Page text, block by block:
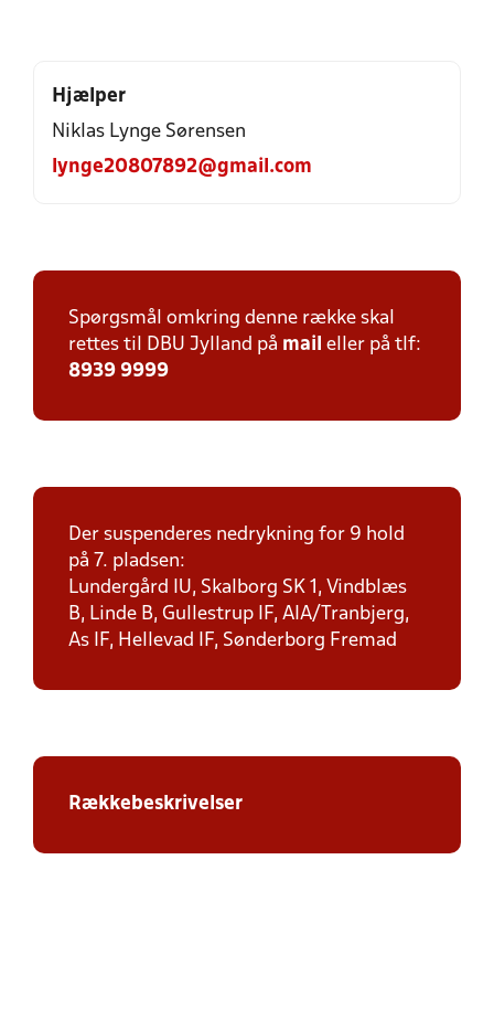
Hjælper
Niklas Lynge Sørensen
lynge20807892@gmail.com
Spørgsmål omkring denne række skal
rettes til DBU Jylland på mail eller på tlf:
8939 9999
Der suspenderes nedrykning for 9 hold
på 7. pladsen:
Lundergård IU, Skalborg SK 1, Vindblæs
B, Linde B, Gullestrup IF, AIA/Tranbjerg,
As IF, Hellevad IF, Sønderborg Fremad
Rækkebeskrivelser